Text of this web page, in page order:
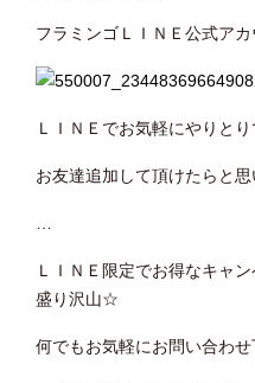
フラミンゴＬＩＮＥ公式アカ
ＬＩＮＥでお気軽にやりと
お友達追加して頂けたらと思
ＬＩＮＥ限定でお得なキャ
盛り沢山☆
何でもお気軽にお問い合わせ